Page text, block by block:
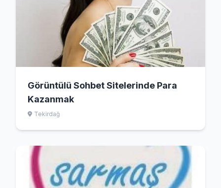
Görüntülü Sohbet Sitelerinde Para
Kazanmak
Tekirdağ